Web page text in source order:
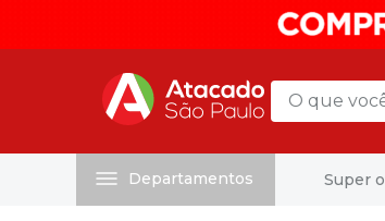
O que você
Departamentos Super